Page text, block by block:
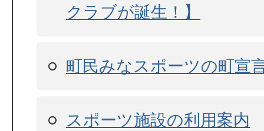
クラブが誕生！】
町民みなスポーツの町宣
スポーツ施設の利用案内